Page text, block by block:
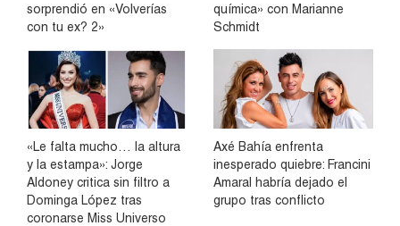
sorprendió en «Volverías
con tu ex? 2»
química» con Marianne
Schmidt
«Le falta mucho… la altura
y la estampa»: Jorge
Aldoney critica sin filtro a
Dominga López tras
coronarse Miss Universo
Axé Bahía enfrenta
inesperado quiebre: Francini
Amaral habría dejado el
grupo tras conflicto